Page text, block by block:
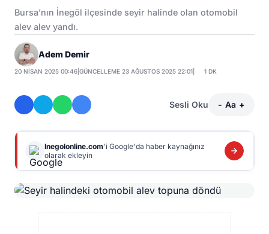
Bursa’nın İnegöl ilçesinde seyir halinde olan otomobil
alev alev yandı.
Adem Demir
20 NISAN 2025 00:46 |GÜNCELLEME 23 AĞUSTOS 2025 22:01 1 DK
Sesli Oku - Aa +
Inegolonline.com'i Google'da haber kaynağınız
olarak ekleyin